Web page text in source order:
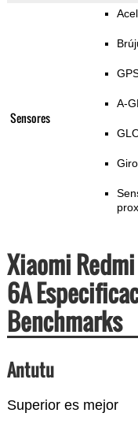
Sensores
A-
Xiaomi
6A
Benchmarks
Antutu
Superior es mejor